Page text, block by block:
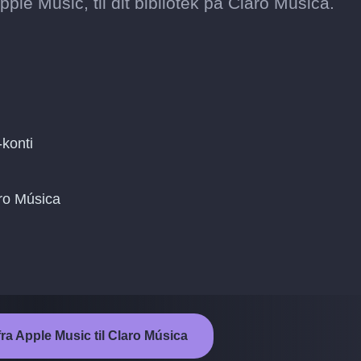
Música
Apple Music til Claro Música